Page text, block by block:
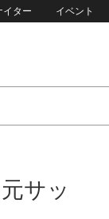
イター イベント
サッ